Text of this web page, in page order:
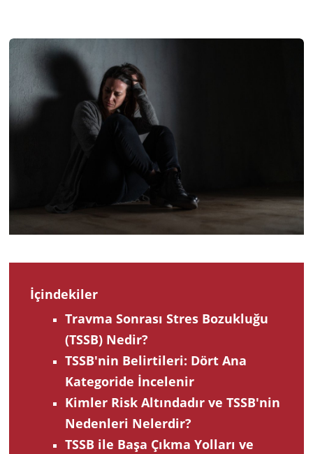
İçindekiler
Travma Sonrası Stres Bozukluğu
(TSSB) Nedir?
TSSB'nin Belirtileri: Dört Ana
Kategoride İncelenir
Kimler Risk Altındadır ve TSSB'nin
Nedenleri Nelerdir?
TSSB ile Başa Çıkma Yolları ve